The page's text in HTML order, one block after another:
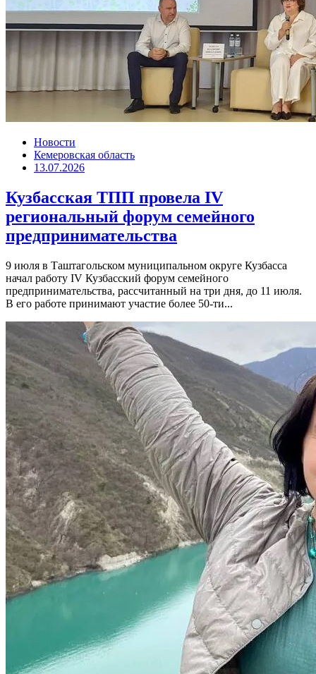
Новости
Кемеровская область
13.07.2026
Кузбасская ТПП провела IV
региональный форум семейного
предпринимательства
9 июля в Таштагольском муниципальном округе Кузбасса
начал работу IV Кузбасский форум семейного
предпринимательства, рассчитанный на три дня, до 11 июля.
В его работе принимают участие более 50-ти...